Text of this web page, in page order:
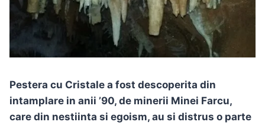
Pestera cu Cristale a fost descoperita din
intamplare in anii ’90, de minerii Minei Farcu,
care din nestiinta si egoism, au si distrus o parte